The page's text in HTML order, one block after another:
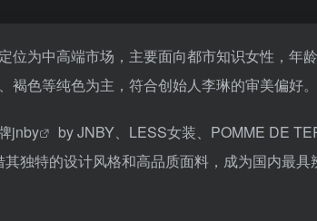
为中高端市场，主要面向都市知识女性，年
色等纯色为主，符合创始人李琳的审美偏好。
jnby
by JNBY、LESS女装、POMME DE
独特的设计风格和高品质面料，成为国内最